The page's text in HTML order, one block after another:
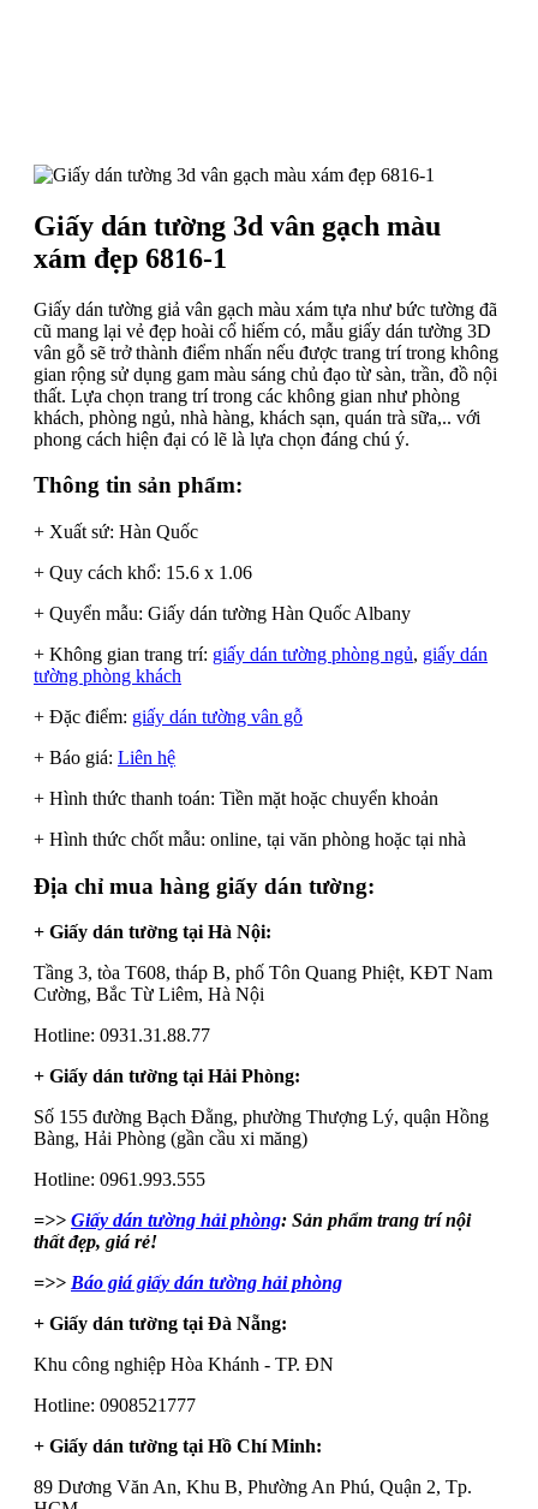
Giấy dán tường 3d vân gạch màu
xám đẹp 6816-1
Giấy dán tường giả vân gạch màu xám tựa như bức tường đã
cũ mang lại vẻ đẹp hoài cổ hiếm có, mẫu giấy dán tường 3D
vân gỗ sẽ trở thành điểm nhấn nếu được trang trí trong không
gian rộng sử dụng gam màu sáng chủ đạo từ sàn, trần, đồ nội
thất. Lựa chọn trang trí trong các không gian như phòng
khách, phòng ngủ, nhà hàng, khách sạn, quán trà sữa,.. với
phong cách hiện đại có lẽ là lựa chọn đáng chú ý.
Thông tin sản phẩm:
+ Xuất sứ: Hàn Quốc
+ Quy cách khổ: 15.6 x 1.06
+ Quyển mẫu: Giấy dán tường Hàn Quốc Albany
+ Không gian trang trí: giấy dán tường phòng ngủ, giấy dán
tường phòng khách
+ Đặc điểm: giấy dán tường vân gỗ
+ Báo giá: Liên hệ
+ Hình thức thanh toán: Tiền mặt hoặc chuyển khoản
+ Hình thức chốt mẫu: online, tại văn phòng hoặc tại nhà
Địa chỉ mua hàng giấy dán tường:
+ Giấy dán tường tại Hà Nội:
Tầng 3, tòa T608, tháp B, phố Tôn Quang Phiệt, KĐT Nam
Cường, Bắc Từ Liêm, Hà Nội
Hotline: 0931.31.88.77
+ Giấy dán tường tại Hải Phòng:
Số 155 đường Bạch Đằng, phường Thượng Lý, quận Hồng
Bàng, Hải Phòng (gần cầu xi măng)
Hotline: 0961.993.555
=>> Giấy dán tường hải phòng: Sản phẩm trang trí nội
thất đẹp, giá rẻ!
=>> Báo giá giấy dán tường hải phòng
+ Giấy dán tường tại Đà Nẵng:
Khu công nghiệp Hòa Khánh - TP. ĐN
Hotline: 0908521777
+ Giấy dán tường tại Hồ Chí Minh:
89 Dương Văn An, Khu B, Phường An Phú, Quận 2, Tp.